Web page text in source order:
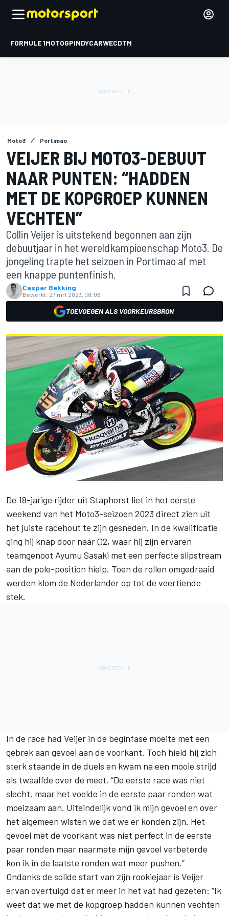
FORMULE 1MOTOGPINDYCARWECDTM
Moto3 Portimao
VEIJER BIJ MOTO3-DEBUUT
NAAR PUNTEN: “HADDEN
MET DE KOPGROEP KUNNEN
VECHTEN”
Collin Veijer is uitstekend begonnen aan zijn
debuutjaar in het wereldkampioenschap Moto3. De
jongeling trapte het seizoen in Portimao af met
een knappe puntenfinish.
Casper Bekking
Bewerkt: 27 mrt 2023, 08:08
TOEVOEGEN ALS VOORKEURSBRON
De 18-jarige rijder uit Staphorst liet in het eerste
weekend van het Moto3-seizoen 2023 direct zien uit
het juiste racehout te zijn gesneden. In de kwalificatie
ging hij knap door naar Q2, waar hij zijn ervaren
teamgenoot Ayumu Sasaki met een perfecte slipstream
aan de pole-position hielp. Toen de rollen omgedraaid
werden klom de Nederlander op tot de veertiende
stek.
In de race had Veijer in de beginfase moeite met een
gebrek aan gevoel aan de voorkant. Toch hield hij zich
sterk staande in de duels en kwam na een mooie strijd
als twaalfde over de meet. “De eerste race was niet
slecht, maar het voelde in de eerste paar ronden wat
moeizaam aan. Uiteindelijk vond ik mijn gevoel en over
het algemeen wisten we dat we er konden zijn. Het
gevoel met de voorkant was niet perfect in de eerste
paar ronden maar naarmate mijn gevoel verbeterde
kon ik in de laatste ronden wat meer pushen.”
Ondanks de solide start van zijn rookiejaar is Veijer
ervan overtuigd dat er meer in het vat had gezeten: “Ik
weet dat we met de kopgroep hadden kunnen vechten